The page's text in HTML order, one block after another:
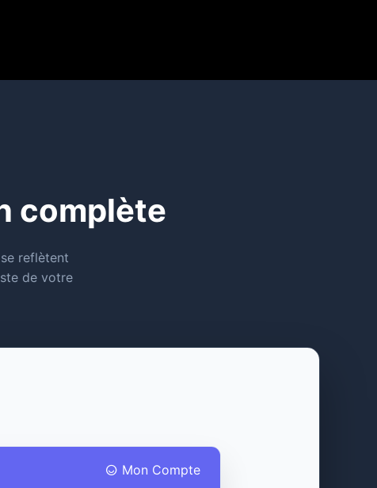
complète
reflètent
de votre
Mon Compte